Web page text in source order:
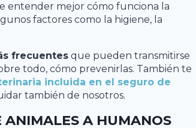
entender mejor cómo funciona la
factores como la higiene, la
frecuentesque pueden transmitirse
todo, cómo prevenirlas. También te
incluida en el seguro de
también de nosotros.
ANIMALES A HUMANOS